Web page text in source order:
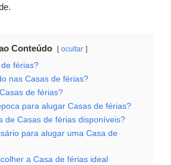
Conteúdo ocultar
férias?
nas Casas de férias?
de férias?
para alugar Casas de férias?
de Casas de férias disponíveis?
para alugar uma Casa de
a Casa de férias ideal